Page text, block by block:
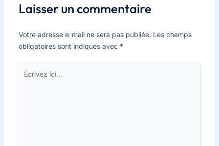
Laisser un commentaire
Votre adresse e-mail ne sera pas publiée. Les champs
obligatoires sont indiqués avec *
ici…